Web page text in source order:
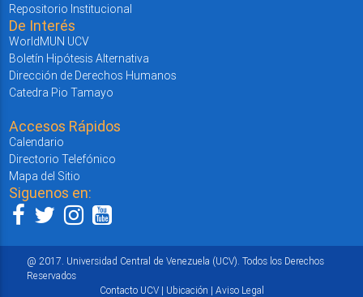
Repositorio Institucional
De Interés
WorldMUN UCV
Boletín Hipótesis Alternativa
Dirección de Derechos Humanos
Catedra Pio Tamayo
Accesos Rápidos
Calendario
Directorio Telefónico
Mapa del Sitio
Siguenos en:
@ 2017. Universidad Central de Venezuela (UCV). Todos los Derechos
Reservados
Contacto UCV| Ubicación | Aviso Legal